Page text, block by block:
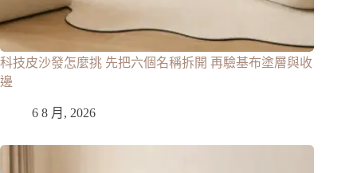
科技皮沙發怎麼挑 先把六個名稱拆開 再驗基布塗層與收
邊
6 8 月, 2026